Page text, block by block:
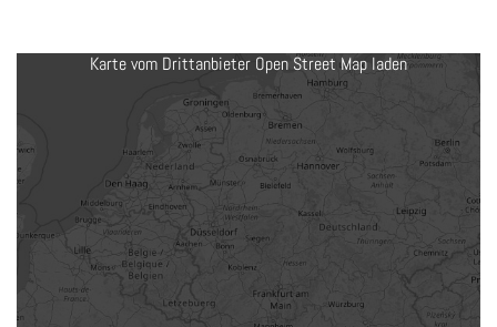
Karte vom Drittanbieter Open Street Map laden